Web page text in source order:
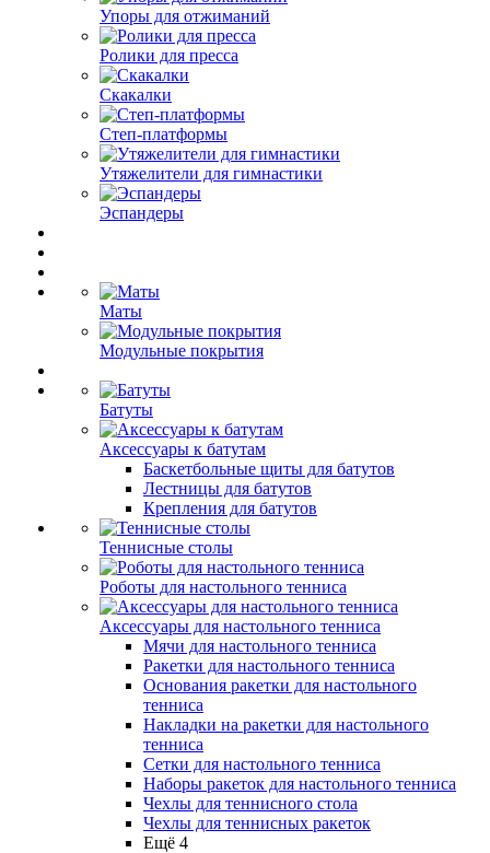
Упоры для отжиманий
Ролики для пресса
Скакалки
Степ-платформы
Утяжелители для гимнастики
Эспандеры
Маты
Модульные покрытия
Батуты
Аксессуары к батутам
Баскетбольные щиты для батутов
Лестницы для батутов
Крепления для батутов
Теннисные столы
Роботы для настольного тенниса
Аксессуары для настольного тенниса
Мячи для настольного тенниса
Ракетки для настольного тенниса
Основания ракетки для настольного
тенниса
Накладки на ракетки для настольного
тенниса
Сетки для настольного тенниса
Наборы ракеток для настольного тенниса
Чехлы для теннисного стола
Чехлы для теннисных ракеток
Ещё 4